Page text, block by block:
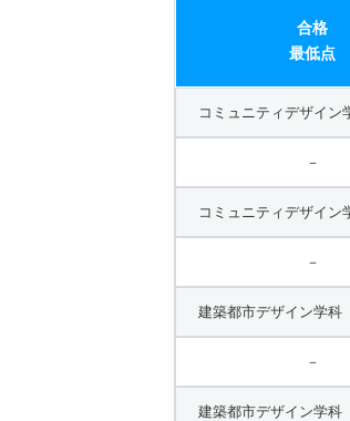
合格
最低点
コミュニティデザイ
－
コミュニティデザイ
－
建築都市デザイン学
－
建築都市デザイン学